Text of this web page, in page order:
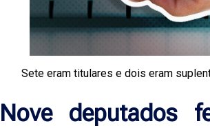
Sete eram titulares e dois eram
Nove deputados